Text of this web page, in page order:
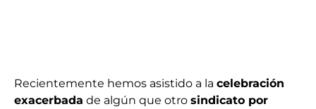
Recientemente hemos asistido a la celebración
exacerbada de algún que otro sindicato por